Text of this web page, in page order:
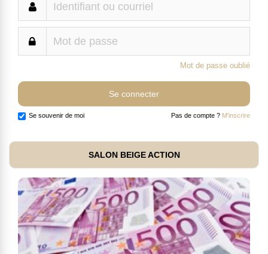
Mot de passe oublié
Se souvenir de moi Pas de compte ? M'inscrire
SALON BEIGE ACTION